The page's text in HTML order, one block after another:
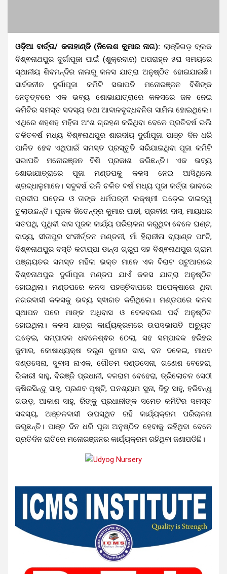
ଓଡ଼ିଆ ବାର୍ତ୍ତା/ କଳାହାଣ୍ଡି (ନିଲେଶ କୁମାର ନାଗ): ଲାଞ୍ଜିଗଡ଼ ବ୍ଲକ
ବିଶ୍ଵନାଥପୁର ଦୁର୍ଗାପୂଜା ପାଇଁ (ଶୁକ୍ରବାର) ଅପରାହ୍ନ ୫ଘ ସମୟରେ
ସ୍ଥାନୀୟ ଶିବମନ୍ଦିର ନାଲରୁ କଳସ ଯାତ୍ରା ଅନୁଷ୍ଠିତ ହୋଇଯାଇଛି।
ସାର୍ବଜନୀନ ଦୁର୍ଗାପୂଜା କମିଟି ସଭାପତି ମନୋରଞ୍ଜନ ବିଶିଙ୍କ
ନେତୃତ୍ବରେ ଏକ ଭବ୍ୟ ଶୋଭାଯାତ୍ରାରେ କଳସରେ ଜଳ ନେଇ
କମିଟିର ସମସ୍ତ ସଦସ୍ୟ ତଥା ଆବାଳବୃଦ୍ଧବନିତା ସାମିଲ ହୋଇଥିଲେ।
ଏଥିରେ ଶହଶହ ମହିଳା ଅଂଶ ଗ୍ରହଣ କରିଥିବା ବେଳେ ପ୍ରତିବର୍ଷ ଭଲି
ଚଳିତବର୍ଷ ମଧ୍ୟ ବିଶ୍ଵନାଥପୁର ଶାରଦୀୟ ଦୁର୍ଗାପୂଜା ପାଞ୍ଚ ଦିନ ଧରି
ପାଳିତ ହେବ ଏଥିପାଇଁ ସମସ୍ତ ପ୍ରସ୍ତୁତି ସରିଯାଇଥିବା ପୂଜା କମିଟି
ସଭାପତି ମନୋରଞ୍ଜନ ବିଶି ପ୍ରକାଶ କରିଛନ୍ତି। ଏକ ଭବ୍ୟ
ଶୋଭାଯାତ୍ରାରେ ପୂଜା ମଣ୍ଡପକୁ କଳସ ନେଇ ଆସିଥିଲେ
ଶ୍ରଦ୍ଧାଳୁମାନେ। ସବୁବର୍ଷ ଭଳି ଚଳିତ ବର୍ଷ ମଧ୍ୟ ପୂଜା କର୍ତ୍ତା ଭାବରେ
ପ୍ରଦୀପ ଘଡ଼େଇ ଓ ତାଙ୍କ ଧର୍ମପତ୍ନୀ ଲକ୍ଷ୍ମୀ ଘଡ଼େଇ ଦାଇତ୍ୱ
ତୁଲାଉଛନ୍ତି। ପୂଜକ ଜିତେନ୍ଦ୍ର କୁମାର ପାଢୀ, ପ୍ରବୀଣ ଦାସ, ମାୟାଧର
ସତପଥି, ପୃଥିବୀ ଦାସ ପୂଜକ କାର୍ଯ୍ୟ ପରିଚାଳନା କରୁଥିବା ବେଳେ ଘଣ୍ଟ,
ବାଦ୍ୟ, ସୀତାପୁର ସଂକୀର୍ତ୍ତନ ମଣ୍ଡଳୀ, ମାଁ ହିରାନୀଳା ବ୍ୟାଣ୍ଡ ପାଂଟି,
ବିଶ୍ଵନାଥପୁର ବସ୍ତି କଟାପ୍ପା ଡାନ୍ସ ଗ୍ରୁପ ସହ ବିଶ୍ଵନାଥପୁର ଗ୍ରାମ
ପଞ୍ଚାୟତର ସମସ୍ତ ମହିଳା ଭକ୍ତ ମାନେ ଏକ ବିରାଟ ପଟୁଆରରେ
ବିଶ୍ଵନାଥପୁର ଦୁର୍ଗାପୂଜା ମଣ୍ଡପ ଯାଏଁ କଳସ ଯାତ୍ରା ଅନୁଷ୍ଠିତ
ହୋଇଥିଲା। ମଣ୍ଡପରେ କଳସ ପହଞ୍ଚିବାପରେ ଅପେକ୍ଷାରେ ଥିବା
ନଗରବାସୀ କଳସକୁ ଭବ୍ୟ ସ୍ଵାଗତ କରିଥିଲେ। ମଣ୍ଡପରେ କଳସ
ସ୍ଥାପନ ପରେ ମାଙ୍କ ଅଧିବାସ ଓ ବେଳବରଣ ପର୍ବ ଅନୁଷ୍ଠିତ
ହୋଇଥିଲା। କଳସ ଯାତ୍ରା କାର୍ଯ୍ୟକ୍ରମରେ ଉପସଭାପତି ଅଚ୍ୟୁତ
ଘଡ଼େଇ, ସମ୍ପାଦକ ଧବଳେଶ୍ଵର ଠେଲା, ସହ ସମ୍ପାଦକ ହରିହର
କୁମାର, କୋଷାଧ୍ୟକ୍ଷ ତରୁଣ କୁମାର ଦାସ, ବନ ଦଳେଇ, ମାଧବ
ଦଣ୍ଡସେନା, ସୁବାସ ନାଏକ, ଗୌତମ ଦଣ୍ଡସେନା, ଗଣେଶ ବେହେରା,
ଭିକାରୀ ସାହୁ, ବିରଞ୍ଜି ପ୍ରଧାନୀ, ବଳରାମ ବେହେରା, ତ୍ରିଲୋଚନ ସେଠୀ
କ୍ଷିରସିନ୍ଦୁ ସାହୁ, ପ୍ରଣବ ପୃଷ୍ଟି, ଘନଶ୍ୟାମ ସୁନା, ଜିତୁ ସାହୁ, ହରିବନ୍ଧୁ
ଗଉଡ଼, ଆକାଶ ସାହୁ, ରିଙ୍କୁ ପ୍ରଧାନୀଙ୍କ ସମେତ କମିଟିର ସମସ୍ତ
ସଦସ୍ୟ, ଅଞ୍ଚଳବାସୀ ଉପସ୍ଥିତ ରହି କାର୍ଯ୍ୟକ୍ରମ ପରିଚାଳନା
କରୁଛନ୍ତି। ପାଞ୍ଚ ଦିନ ଧରି ପୂଜା ଅନୁଷ୍ଠିତ ହେବାକୁ ରହିଥିବା ବେଳେ
ପ୍ରତିଦିନ ରାତିରେ ମନୋରଞ୍ଜନର କାର୍ଯ୍ୟକ୍ରମ ରହିଥିବା ଜଣାପଡିଛି।